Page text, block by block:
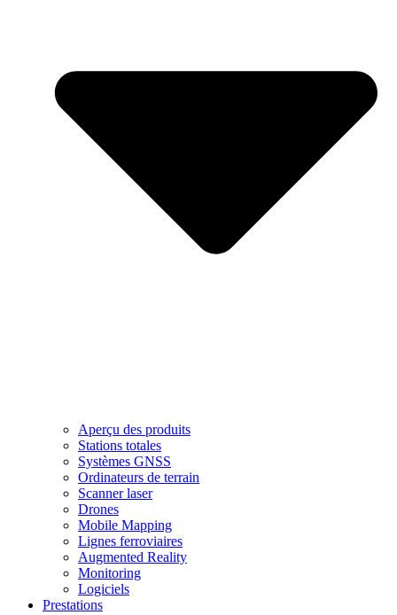
Aperçu des produits
Stations totales
Systèmes GNSS
Ordinateurs de terrain
Scanner laser
Drones
Mobile Mapping
Lignes ferroviaires
Augmented Reality
Monitoring
Logiciels
Prestations